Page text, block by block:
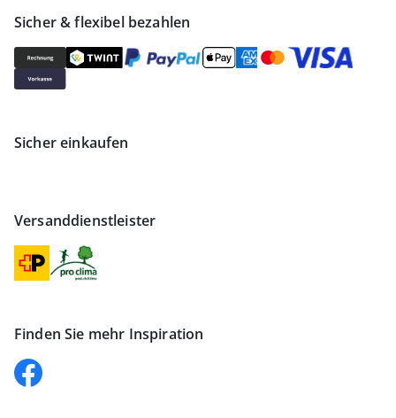
Sicher & flexibel bezahlen
Sicher einkaufen
Versanddienstleister
Finden Sie mehr Inspiration